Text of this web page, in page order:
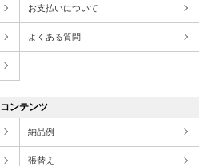
お支払いについて
よくある質問
コンテンツ
納品例
張替え